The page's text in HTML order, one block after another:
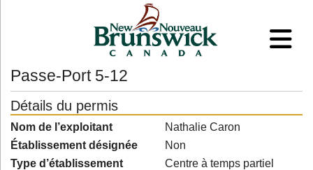
Passe-Port 5-12
Détails du permis
Nom de l’exploitant
Nathalie Caron
Établissement désignée
Non
Type d’établissement
Centre à temps partiel